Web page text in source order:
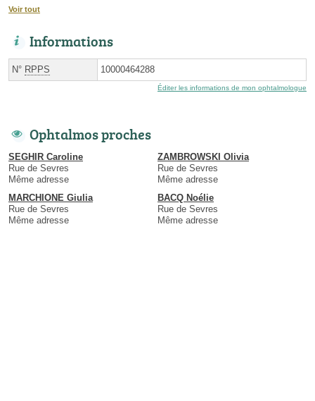
Voir tout
Informations
N° RPPS 10000464288
Éditer les informations de mon ophtalmologue
Ophtalmos proches
SEGHIR Caroline
Rue de Sevres
Même adresse
ZAMBROWSKI Olivia
Rue de Sevres
Même adresse
MARCHIONE Giulia
Rue de Sevres
Même adresse
BACQ Noélie
Rue de Sevres
Même adresse